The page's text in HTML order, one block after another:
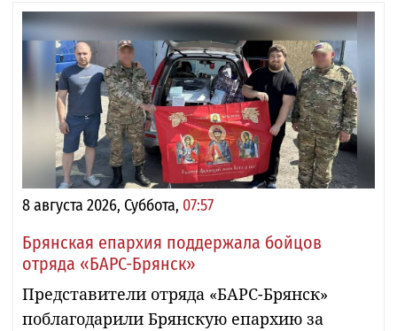
8 августа 2026, Суббота, 07:57
Брянская епархия поддержала бойцов
отряда «БАРС-Брянск»
Представители отряда «БАРС-Брянск»
поблагодарили Брянскую епархию за